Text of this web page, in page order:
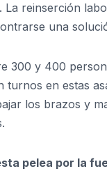
reinserción
una
300 y 400
en estas
los brazos y
pelea por la